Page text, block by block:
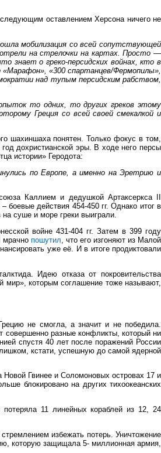
оставлением Херсона ничего не
мобилизация со всей сопутствующей
на стрелочки на картах. Просто —
знает о греко-персидских войнах, кто в
«Марафон», «300 спартанцев/Фермопилы»,
над тупым персидским рабством,
то одних, то других греков этому
Греция со всей своей смекалкой и
шахиншаха понятен. Только фокус в том,
дохристианской эры. В ходе него персы
истории» Геродота:
по Европе, а именно на Эретрию и
Каллием и дедушкой Артаксеркса II
боевые действия 454-450 гг. Однако итог в
суше и море греки выиграли.
войне 431-404 гг. Затем в 399 году
мрачно пошутил, что его изгоняют из Малой
уже её. И в итоге продиктовали
Идею отказа от покровительства
которым соглашение тоже называют,
не смогла, а значит и не победила.
совершенно разные конфликты, который ни
спустя 40 лет после поражений России
кстати, успешную до самой ядерной
Гвинее и Соломоновых островах 17 и
блокировано на других тихоокеанских
11 линейных кораблей из 12, 24
избежать потерь. Уничтожение
которую защищала 5- миллионная армия,